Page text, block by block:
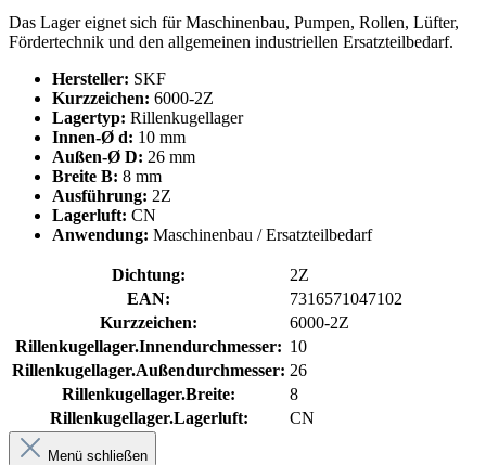
Das Lager eignet sich für Maschinenbau, Pumpen, Rollen, Lüfter,
Fördertechnik und den allgemeinen industriellen Ersatzteilbedarf.
Hersteller: SKF
Kurzzeichen: 6000-2Z
Lagertyp: Rillenkugellager
Innen-Ø d: 10 mm
Außen-Ø D: 26 mm
Breite B: 8 mm
Ausführung: 2Z
Lagerluft: CN
Anwendung: Maschinenbau / Ersatzteilbedarf
Dichtung:
2Z
EAN:
7316571047102
Kurzzeichen:
6000-2Z
Rillenkugellager.Innendurchmesser: 10
Rillenkugellager.Außendurchmesser: 26
Rillenkugellager.Breite:
8
Rillenkugellager.Lagerluft:
CN
Menü schließen